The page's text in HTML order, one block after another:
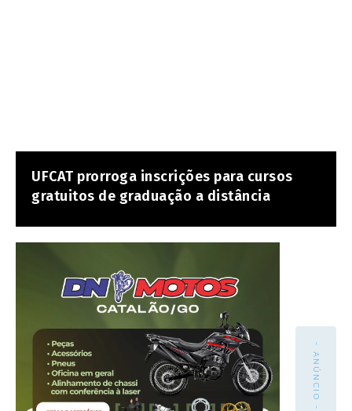
UFCAT prorroga inscrições para cursos
gratuitos de graduação a distância
- ANÚNCIO -